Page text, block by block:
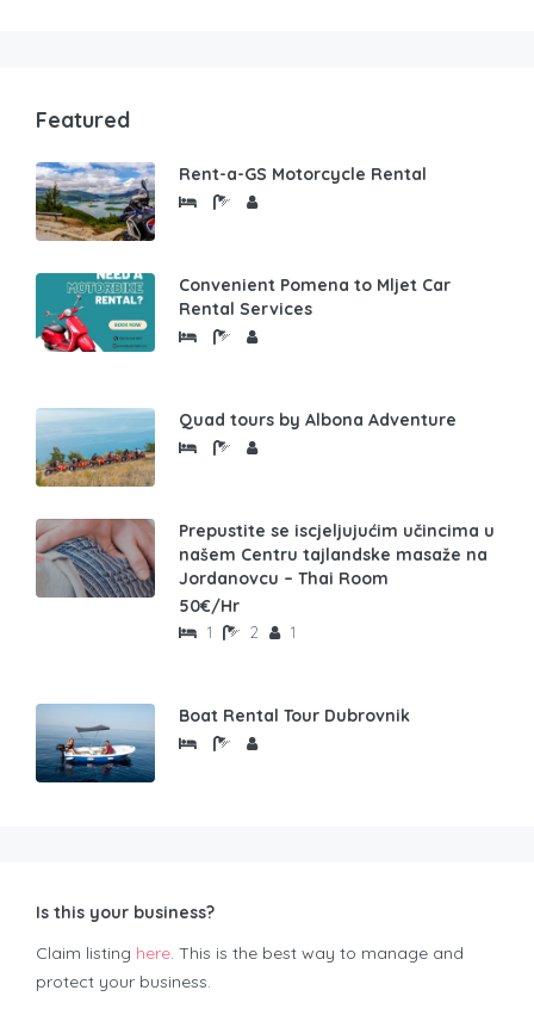
Featured
Rent-a-GS Motorcycle Rental
Convenient Pomena to Mljet Car
Rental Services
Quad tours by Albona Adventure
Prepustite se iscjeljujućim učincima u
našem Centru tajlandske masaže na
Jordanovcu – Thai Room
50€/Hr
1 2 1
Boat Rental Tour Dubrovnik
Is this your business?
Claim listing here . This is the best way to manage and
protect your business.